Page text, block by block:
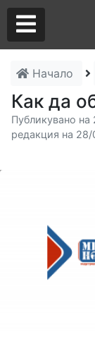
Начало
Как да
Публикувано
редакция на
Аз съм
Търся